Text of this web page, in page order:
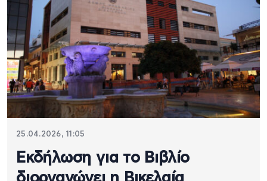
25.04.2026, 11:05
Εκδήλωση για το Βιβλίο
διοργανώνει η Βικελαία